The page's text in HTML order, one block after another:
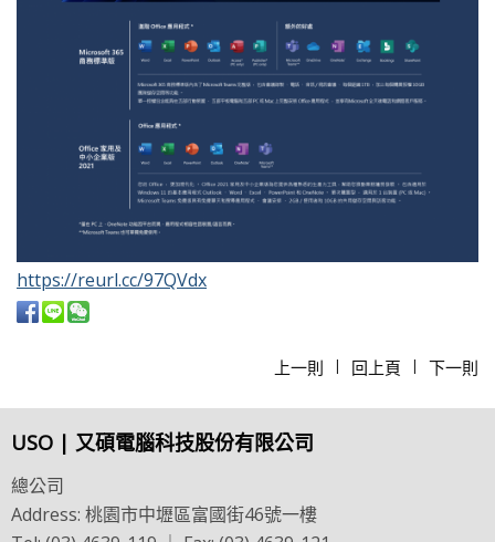
https://reurl.cc/97QVdx
上一則 | 回上頁 | 下一則
USO | 又碩電腦科技股份有限公司
總公司
Address: 桃園市中壢區富國街46號一樓